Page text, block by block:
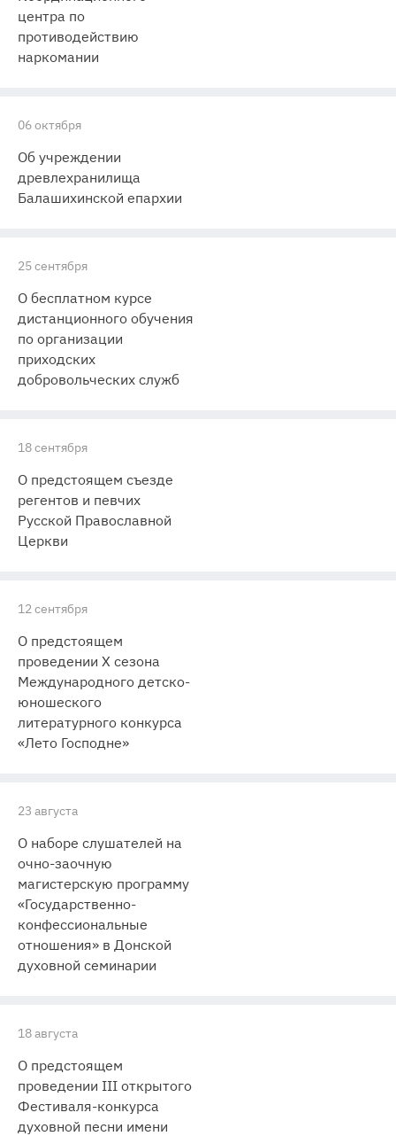
центра по
противодействию
наркомании
06 октября
Об учреждении
древлехранилища
Балашихинской епархии
25 сентября
О бесплатном курсе
дистанционного обучения
по организации
приходских
добровольческих служб
18 сентября
О предстоящем съезде
регентов и певчих
Русской Православной
Церкви
12 сентября
О предстоящем
проведении X сезона
Международного детско-
юношеского
литературного конкурса
«Лето Господне»
23 августа
О наборе слушателей на
очно-заочную
магистерскую программу
«Государственно-
конфессиональные
отношения» в Донской
духовной семинарии
18 августа
О предстоящем
проведении III открытого
Фестиваля-конкурса
духовной песни имени